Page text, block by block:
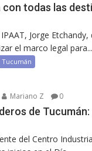
todas las
Jorge
el marco legal para...
Tucumán
Mariano Z 0
de Tucumán:
del Centro